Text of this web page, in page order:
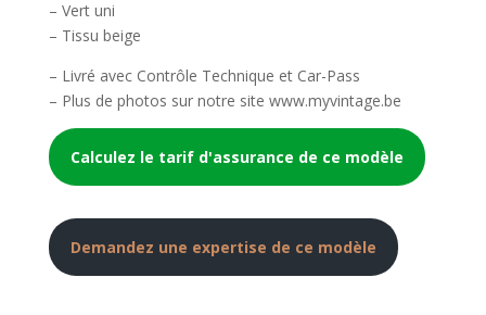
– Vert uni
– Tissu beige
– Livré avec Contrôle Technique et Car-Pass
– Plus de photos sur notre site www.myvintage.be
Calculez le tarif d'assurance de ce modèle
Demandez une expertise de ce modèle